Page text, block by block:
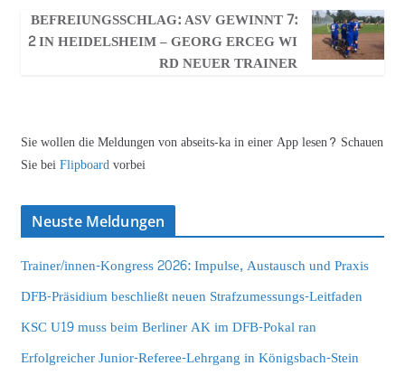
BEFREIUNGSSCHLAG: ASV GEWINNT 7:
2 IN HEIDELSHEIM – GEORG ERCEG WI
RD NEUER TRAINER
Sie wollen die Meldungen von abseits-ka in einer App lesen? Schauen
Sie beiFlipboardvorbei
Neuste Meldungen
Trainer/innen-Kongress 2026: Impulse, Austausch und Praxis
DFB-Präsidium beschließt neuen Strafzumessungs-Leitfaden
KSC U19 muss beim Berliner AK im DFB-Pokal ran
Erfolgreicher Junior-Referee-Lehrgang in Königsbach-Stein